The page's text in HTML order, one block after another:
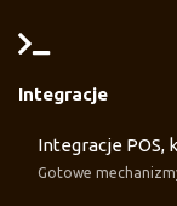
Integracje
Integracje POS,
Gotowe